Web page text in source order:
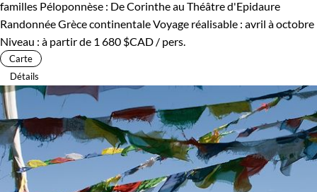
familles Péloponnèse : De Corinthe au Théâtre d'Epidaure
Randonnée Grèce continentaleVoyage réalisable : avril à octobre
Niveau : à partir de 1 680 $CAD / pers.
Carte
Détails